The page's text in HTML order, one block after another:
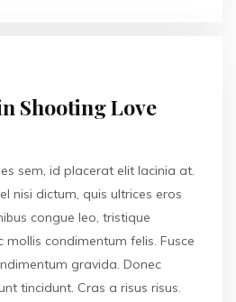
Shooting Love
sem, id placerat elit lacinia at.
nisi dictum, quis ultrices eros
congue leo, tristique
mollis condimentum felis. Fusce
gravida. Donec
tincidunt. Cras a risus risus.